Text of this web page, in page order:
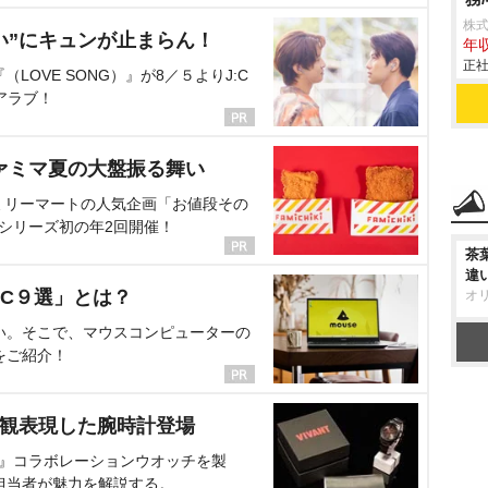
にキュンが止まらん！
LOVE SONG）』が8／５よりJ:C
ブ！
ミマ夏の大盤振る舞い
ーマートの人気企画「お値段その
リーズ初の年2回開催！
９選」とは？
そこで、マウスコンピューターの
紹介！
表現した腕時計登場
コラボレーションウオッチを製
者が魅力を解説する。
株
年
正
茶
違
オ